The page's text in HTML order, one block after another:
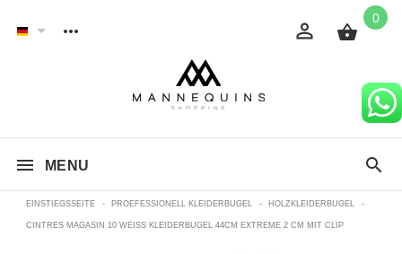
0
MENU
EINSTIEGSSEITE - PROEFESSIONELL KLEIDERBUGEL - HOLZKLEIDERBUGEL -
CINTRES MAGASIN 10 WEISS KLEIDERBUGEL 44CM EXTREME 2 CM MIT CLIP